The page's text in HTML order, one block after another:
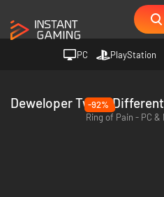
PC PlayStation
Deweloper Twice Different
-92%